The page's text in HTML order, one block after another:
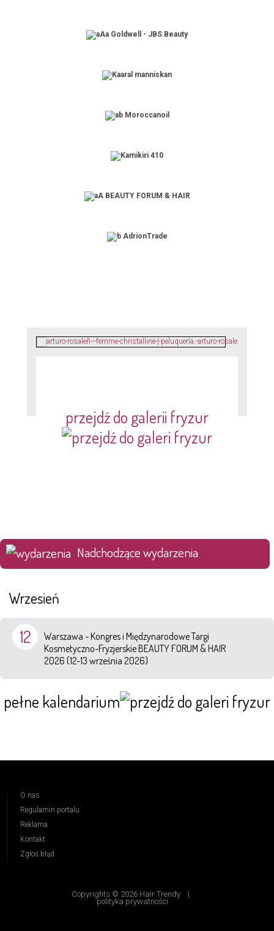
przejdź do galerii fryzur
Nadchodzące wydarzenia
Wrzesień
12
Warszawa - Kongres i Międzynarodowe Targi
Kosmetyczno-Fryzjerskie BEAUTY FORUM & HAIR
2026 (12-13 września 2026)
pełne kalendarium
O nas
Regulamin portalu
Reklama
Kontakt
Zgłoś błąd
Copyrights © 2026 Hair Trendy |
polityka prywatności